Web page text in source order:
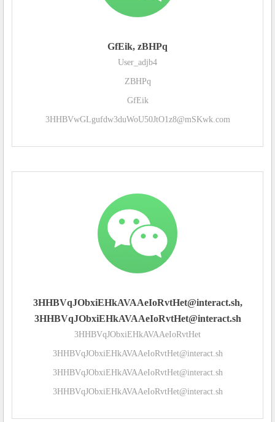
GfEik, zBHPq
User_adjb4
ZBHPq
GfEik
3HHBVwGLgufdw3duWoU50JtO1z8@mSKwk.com
3HHBVqJObxiEHkAVAAeIoRvtHet@interact.sh,
3HHBVqJObxiEHkAVAAeIoRvtHet@interact.sh
3HHBVqJObxiEHkAVAAeIoRvtHet
3HHBVqJObxiEHkAVAAeIoRvtHet@interact.sh
3HHBVqJObxiEHkAVAAeIoRvtHet@interact.sh
3HHBVqJObxiEHkAVAAeIoRvtHet@interact.sh